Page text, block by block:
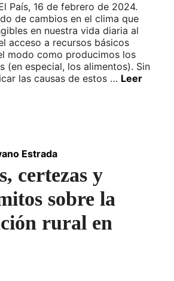
País, 16 de febrero de 2024.
de cambios en el clima que
en nuestra vida diaria al
acceso a recursos básicos
modo como producimos los
(en especial, los alimentos). Sin
las causas de estos … Leer
certezas y
sobre la
rural en
Estrada